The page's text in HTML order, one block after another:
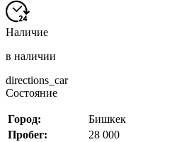
Наличие
в наличии
directions_car
Состояние
Город:
Бишкек
Пробег:
28 000